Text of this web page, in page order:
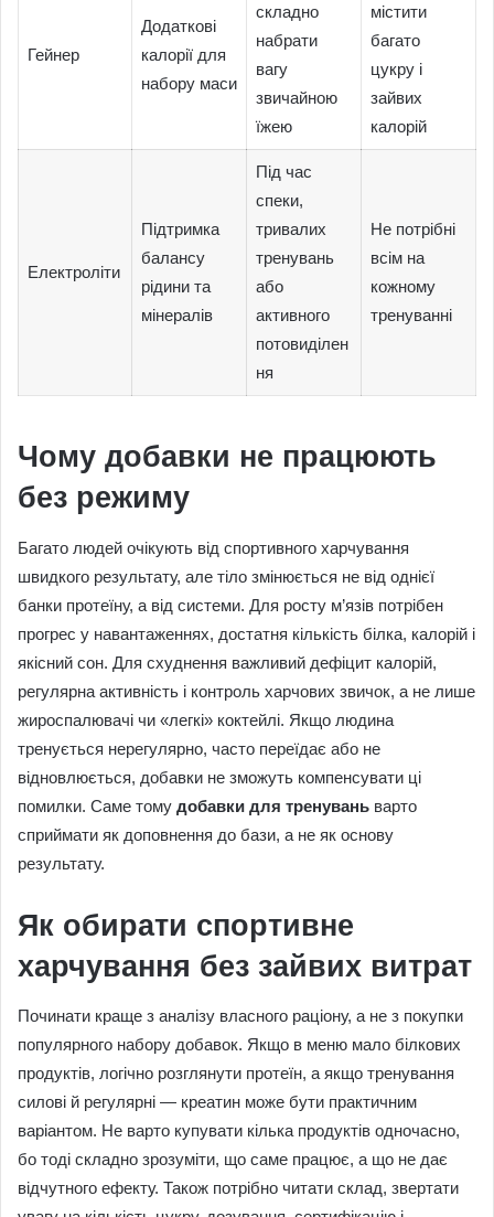
Гейнер
Додаткові
калорії для
набору маси
складно
набрати
вагу
звичайною
їжею
містити
багато
цукру і
зайвих
калорій
Електроліти
Підтримка
балансу
рідини та
мінералів
Під час
спеки,
тривалих
тренувань
або
активного
потовиділен
ня
Не потрібні
всім на
кожному
тренуванні
Чому добавки не працюють
без режиму
Багато людей очікують від спортивного харчування
швидкого результату, але тіло змінюється не від однієї
банки протеїну, а від системи. Для росту м’язів потрібен
прогрес у навантаженнях, достатня кількість білка, калорій і
якісний сон. Для схуднення важливий дефіцит калорій,
регулярна активність і контроль харчових звичок, а не лише
жироспалювачі чи «легкі» коктейлі. Якщо людина
тренується нерегулярно, часто переїдає або не
відновлюється, добавки не зможуть компенсувати ці
помилки. Саме тому добавки для тренувань варто
сприймати як доповнення до бази, а не як основу
результату.
Як обирати спортивне
харчування без зайвих витрат
Починати краще з аналізу власного раціону, а не з покупки
популярного набору добавок. Якщо в меню мало білкових
продуктів, логічно розглянути протеїн, а якщо тренування
силові й регулярні — креатин може бути практичним
варіантом. Не варто купувати кілька продуктів одночасно,
бо тоді складно зрозуміти, що саме працює, а що не дає
відчутного ефекту. Також потрібно читати склад, звертати